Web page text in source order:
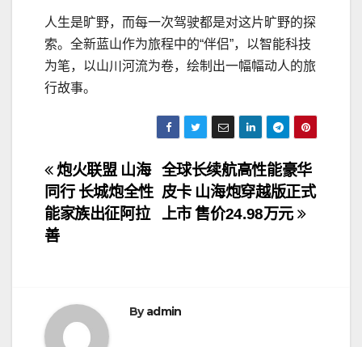
人生是旷野，而每一次驾驶都是对这片旷野的探
索。全新蓝山作为旅程中的“伴侣”，以智能科技
为笔，以山川河流为卷，绘制出一幅幅动人的旅
行故事。
文
章
导
全球长续航高性能豪华
皮卡 山海炮穿越版正式
上市 售价24.98万元
炮火联盟 山海
同行 长城炮全性
能家族出征阿拉
善
Byadmin